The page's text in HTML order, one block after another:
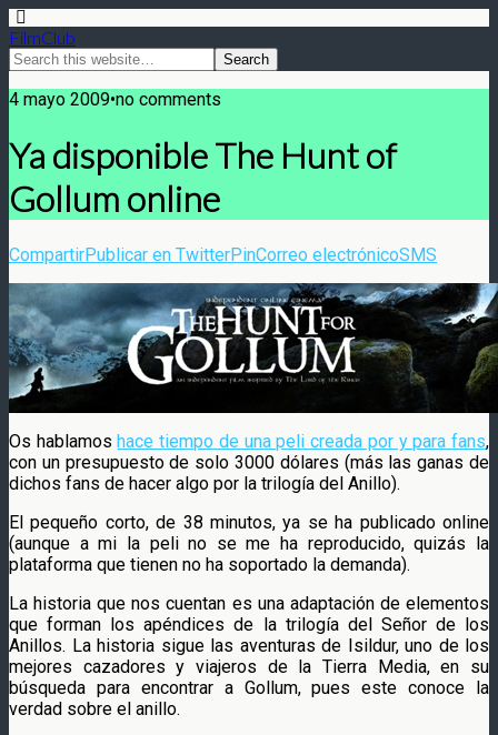
FilmClub
4 mayo 2009•no comments
Ya disponible The Hunt of
Gollum online
CompartirPublicar en TwitterPinCorreo electrónicoSMS
Os hablamoshace tiempo de una peli creada por y para fans,
con un presupuesto de solo 3000 dólares (más las ganas de
dichos fans de hacer algo por la trilogía del Anillo).
El pequeño corto, de 38 minutos, ya se ha publicado online
(aunque a mi la peli no se me ha reproducido, quizás la
plataforma que tienen no ha soportado la demanda).
La historia que nos cuentan es una adaptación de elementos
que forman los apéndices de la trilogía del Señor de los
Anillos. La historia sigue las aventuras de Isildur, uno de los
mejores cazadores y viajeros de la Tierra Media, en su
búsqueda para encontrar a Gollum, pues este conoce la
verdad sobre el anillo.